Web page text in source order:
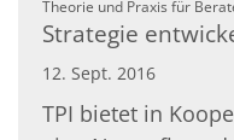
Theorie und Praxis für
Strategie
12. Sept. 2016
TPI bietet in